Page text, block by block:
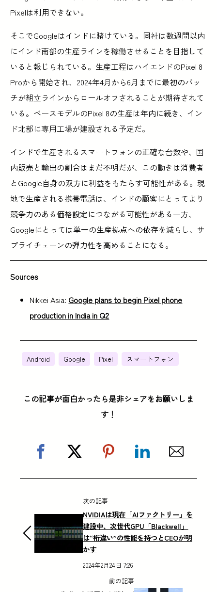
Pixelは利用できない。
そこでGoogleはインドに賭けている。同社は数週間以内
にインド南部の生産ラインを稼働させることを目指して
いると報じられている。生産工程はハイエンドのPixel 8
Proから開始され、2024年4月から6月までに最初のバッ
チが組立ラインからロールオフされることが期待されて
いる。ベースモデルのPixel 8の生産は年内に続き、イン
ド北部に専用工場が建設される予定だ。
インドで生産されるスマートフォンの正確な台数や、国
内販売と輸出の割合はまだ不明だが、この動きは消費者
とGoogle自身の双方に利益をもたらす可能性がある。現
地で生産される携帯電話は、インドの顧客にとってより
競争力のある価格設定につながる可能性がある一方、
Googleにとっては単一の生産拠点への依存を減らし、サ
プライチェーンの弾力性を高めることになる。
Sources
Nikkei Asia: Google plans to begin Pixel phone
production in India in Q2
Android Google Pixel スマートフォン
この記事が面白かったら是非シェアをお願いしま
す！
次の記事
NVIDIAは現在「AIファクトリー」を
建設中、次世代GPU「Blackwell」
は“桁違い”の性能を持つとCEOが明
かす
2024年2月24日 7:26
前の記事